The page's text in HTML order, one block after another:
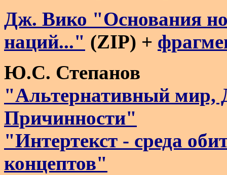
Дж. Вико "Основания
наций..." (ZIP) +
Ю.С. Степанов
"Альтернативный мир,
Причинности"
"Интертекст - среда
концептов"